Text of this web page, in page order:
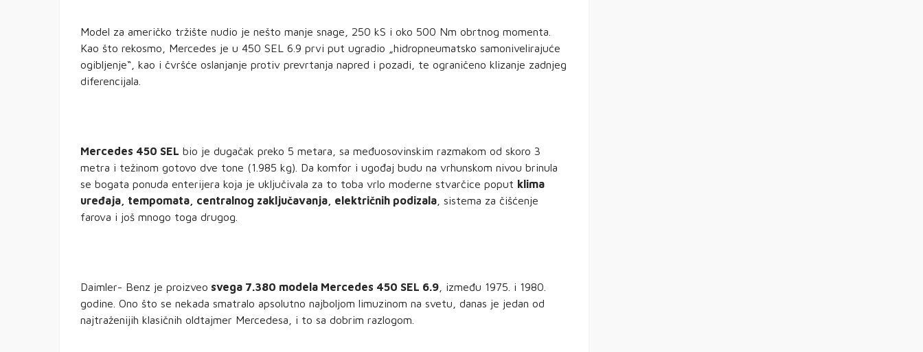
Model za američko tržište nudio je nešto manje snage, 250 kS i oko 500 Nm obrtnog momenta.
Kao što rekosmo, Mercedes je u 450 SEL 6.9 prvi put ugradio „hidropneumatsko samonivelirajuće
ogibljenje“, kao i čvršće oslanjanje protiv prevrtanja napred i pozadi, te ograničeno klizanje zadnjeg
diferencijala.
Mercedes 450 SEL bio je dugačak preko 5 metara, sa međuosovinskim razmakom od skoro 3
metra i težinom gotovo dve tone (1.985 kg). Da komfor i ugođaj budu na vrhunskom nivou brinula
se bogata ponuda enterijera koja je uključivala za to toba vrlo moderne stvarčice poput klima
uređaja, tempomata, centralnog zaključavanja, električnih podizala , sistema za čišćenje
farova i još mnogo toga drugog.
Daimler- Benz je proizveo svega 7.380 modela Mercedes 450 SEL 6.9 , između 1975. i 1980.
godine. Ono što se nekada smatralo apsolutno najboljom limuzinom na svetu, danas je jedan od
najtraženijih klasičnih oldtajmer Mercedesa, i to sa dobrim razlogom.